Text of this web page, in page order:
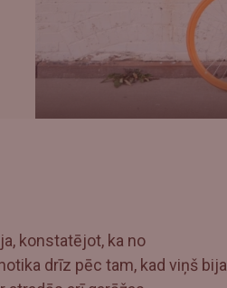
konstatējot, ka no
drīz pēc tam, kad viņš bija